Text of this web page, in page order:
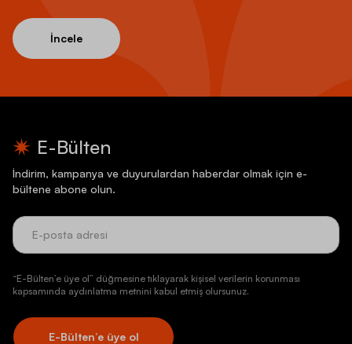
İncele
E-Bülten
İndirim, kampanya ve duyurulardan haberdar olmak için e-
bültene abone olun.
“E-Bülten’e üye ol” düğmesine tıklayarak kişisel verilerin korunması
kapsamında aydınlatma metnini kabul etmiş olursunuz.
E-Bülten’e üye ol